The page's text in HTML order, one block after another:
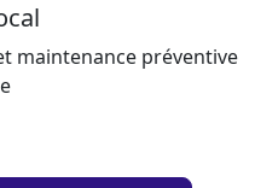
maintenance préventive